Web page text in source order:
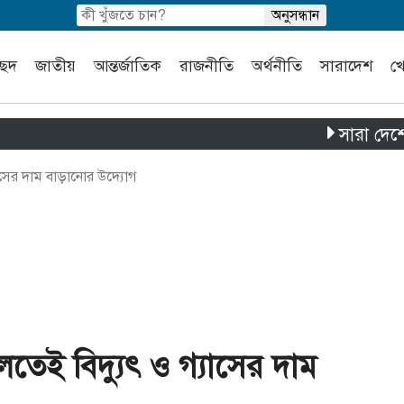
জাতীয় আন্তর্জাতিক রাজনীতি অর্থনীতি সারাদেশ
সারা দেশে পৃথক
দাম বাড়ানোর উদ্যোগ
বিদ্যুৎ ও গ্যাসের দাম